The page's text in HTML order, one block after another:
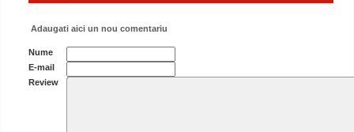
Adaugati aici un nou comentariu
Nume
E-mail
Review